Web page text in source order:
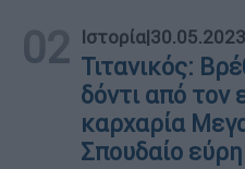
02 Ιστορία|
Τιτανικός:
δόντι από τον
καρχαρία
Σπουδαίο